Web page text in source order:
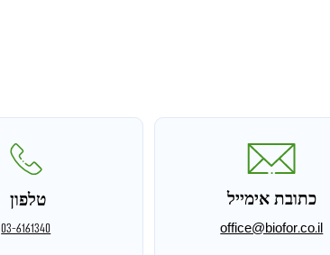
כתובת אימייל
office@biofor.co.il
טלפון
03-6161340